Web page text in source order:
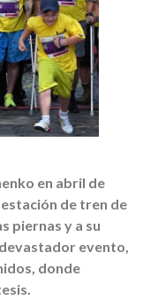
en abril de
de tren de
piernas y a su
evento,
donde